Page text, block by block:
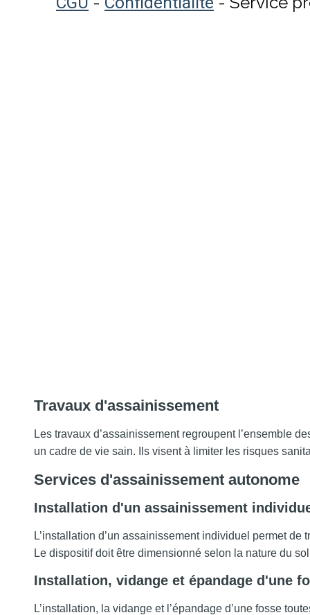
Travaux d'assainissement
Les travaux d’assainissement regroupent l’ensemble
un cadre de vie sain. Ils visent à limiter les risques
Services d'assainissement autonome
Installation d'un assainissement
L’installation d’un assainissement individuel permet
Le dispositif doit être dimensionné selon la nature du
Installation, vidange et épandage d'une
L’installation, la vidange et l’épandage d’une fosse